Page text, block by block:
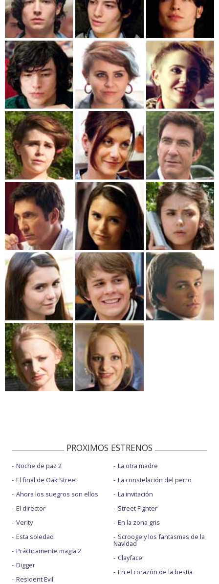
PROXIMOS ESTRENOS
Noche de paz 2
El final de Oak Street
Ahora los suegros son ellos
El director
Verity
Esta soledad
Prácticamente magia 2
Digger
Resident Evil
La otra madre
La constelación del perro
La invitación
Street Fighter
En la zona gris
Scrooge y los fantasmas de la
Navidad
Clayface
En el corazón de la bestia